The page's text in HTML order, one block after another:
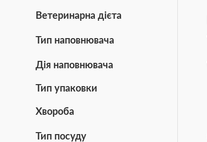
Ветеринарна дієта
Тип наповнювача
Дія наповнювача
Тип упаковки
Хвороба
Тип посуду